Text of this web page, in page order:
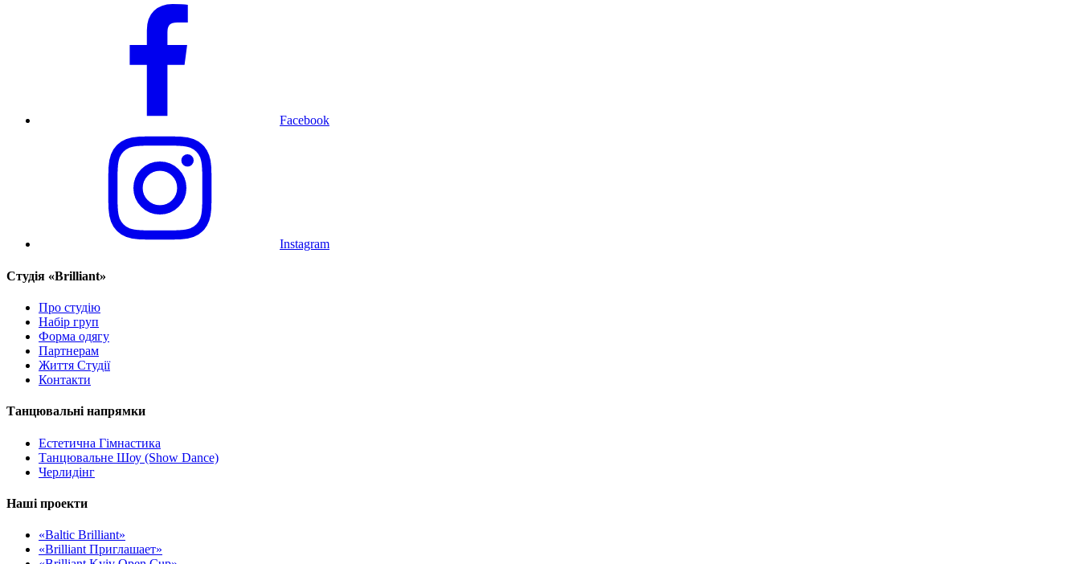
Facebook
Instagram
Cтудія «Brilliant»
Про студію
Набір груп
Форма одягу
Партнерам
Життя Студії
Контакти
Танцювальні напрямки
Естетична Гімнастика
Танцювальне Шоу (Show Dance)
Черлидінг
Наші проекти
«Baltic Brilliant»
«Brilliant Приглашает»